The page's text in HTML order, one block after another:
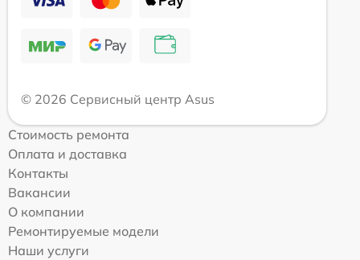
© 2026 Сервисный центр Asus
Стоимость ремонта
Оплата и доставка
Контакты
Вакансии
О компании
Ремонтируемые модели
Наши услуги